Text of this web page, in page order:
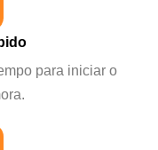
para iniciar o